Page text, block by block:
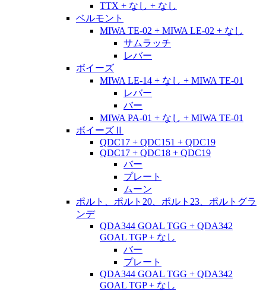
TTX + なし + なし
ベルモント
MIWA TE-02 + MIWA LE-02 + なし
サムラッチ
レバー
ボイーズ
MIWA LE-14 + なし + MIWA TE-01
レバー
バー
MIWA PA-01 + なし + MIWA TE-01
ボイーズⅡ
QDC17 + QDC151 + QDC19
QDC17 + QDC18 + QDC19
バー
プレート
ムーン
ポルト、ポルト20、ポルト23、ポルトグラ
ンデ
QDA344 GOAL TGG + QDA342
GOAL TGP + なし
バー
プレート
QDA344 GOAL TGG + QDA342
GOAL TGP + なし